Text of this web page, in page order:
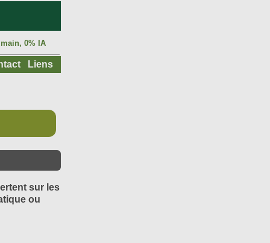
0% IA
Liens
sur les
ou